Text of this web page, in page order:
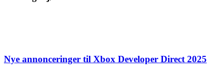
Nye annonceringer til Xbox Developer Direct 2025